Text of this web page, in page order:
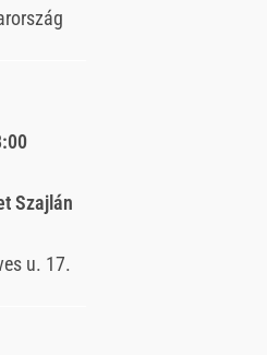
Szajlán
u. 17.